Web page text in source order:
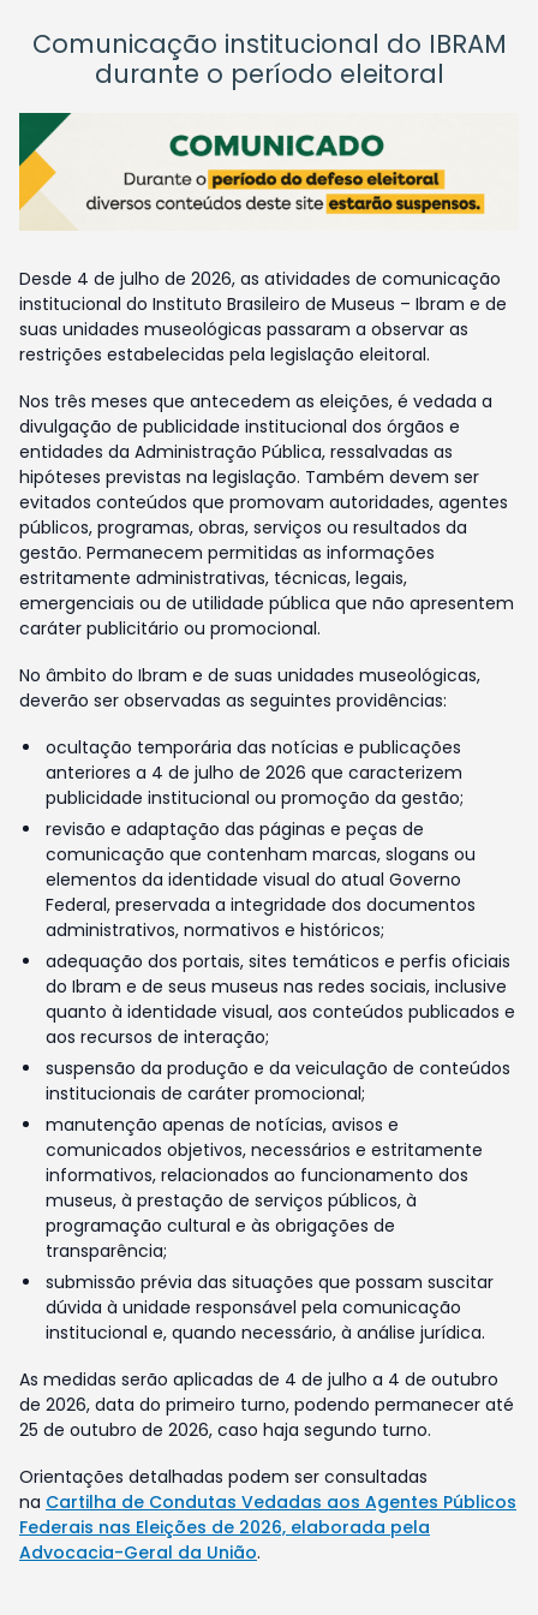
Comunicação institucional do IBRAM
durante o período eleitoral
Desde 4 de julho de 2026, as atividades de comunicação
institucional do Instituto Brasileiro de Museus – Ibram e de
suas unidades museológicas passaram a observar as
restrições estabelecidas pela legislação eleitoral.
Nos três meses que antecedem as eleições, é vedada a
divulgação de publicidade institucional dos órgãos e
entidades da Administração Pública, ressalvadas as
hipóteses previstas na legislação. Também devem ser
evitados conteúdos que promovam autoridades, agentes
públicos, programas, obras, serviços ou resultados da
gestão. Permanecem permitidas as informações
estritamente administrativas, técnicas, legais,
emergenciais ou de utilidade pública que não apresentem
caráter publicitário ou promocional.
No âmbito do Ibram e de suas unidades museológicas,
deverão ser observadas as seguintes providências:
ocultação temporária das notícias e publicações
anteriores a 4 de julho de 2026 que caracterizem
publicidade institucional ou promoção da gestão;
revisão e adaptação das páginas e peças de
comunicação que contenham marcas, slogans ou
elementos da identidade visual do atual Governo
Federal, preservada a integridade dos documentos
administrativos, normativos e históricos;
adequação dos portais, sites temáticos e perfis oficiais
do Ibram e de seus museus nas redes sociais, inclusive
quanto à identidade visual, aos conteúdos publicados e
aos recursos de interação;
suspensão da produção e da veiculação de conteúdos
institucionais de caráter promocional;
manutenção apenas de notícias, avisos e
comunicados objetivos, necessários e estritamente
informativos, relacionados ao funcionamento dos
museus, à prestação de serviços públicos, à
programação cultural e às obrigações de
transparência;
submissão prévia das situações que possam suscitar
dúvida à unidade responsável pela comunicação
institucional e, quando necessário, à análise jurídica.
As medidas serão aplicadas de 4 de julho a 4 de outubro
de 2026, data do primeiro turno, podendo permanecer até
25 de outubro de 2026, caso haja segundo turno.
Orientações detalhadas podem ser consultadas
na Cartilha de Condutas Vedadas aos Agentes Públicos
Federais nas Eleições de 2026, elaborada pela
Advocacia-Geral da União.